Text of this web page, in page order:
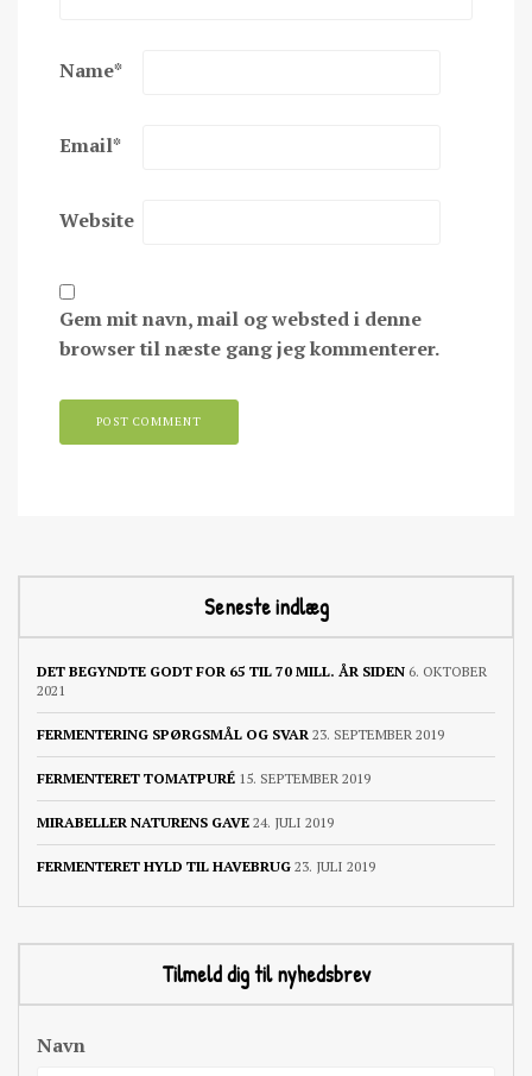
Name*
Email*
Website
Gem mit navn, mail og websted i denne
browser til næste gang jeg kommenterer.
Seneste indlæg
DET BEGYNDTE GODT FOR 65 TIL 70 MILL. ÅR SIDEN 6. OKTOBER
2021
FERMENTERING SPØRGSMÅL OG SVAR 23. SEPTEMBER 2019
FERMENTERET TOMATPURÉ 15. SEPTEMBER 2019
MIRABELLER NATURENS GAVE 24. JULI 2019
FERMENTERET HYLD TIL HAVEBRUG 23. JULI 2019
Tilmeld dig til nyhedsbrev
Navn